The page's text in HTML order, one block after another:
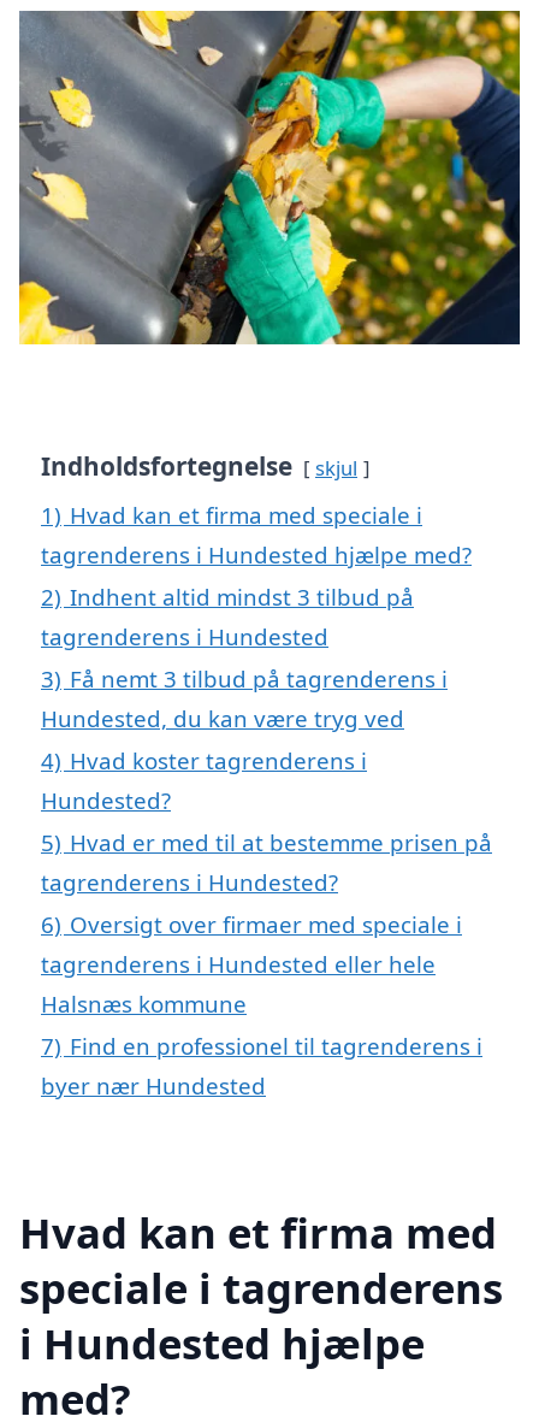
Indholdsfortegnelse skjul
1) Hvad kan et firma med speciale i
tagrenderens i Hundested hjælpe med?
2) Indhent altid mindst 3 tilbud på
tagrenderens i Hundested
3) Få nemt 3 tilbud på tagrenderens i
Hundested, du kan være tryg ved
4) Hvad koster tagrenderens i
Hundested?
5) Hvad er med til at bestemme prisen på
tagrenderens i Hundested?
6) Oversigt over firmaer med speciale i
tagrenderens i Hundested eller hele
Halsnæs kommune
7) Find en professionel til tagrenderens i
byer nær Hundested
Hvad kan et firma med
speciale i tagrenderens
i Hundested hjælpe
med?